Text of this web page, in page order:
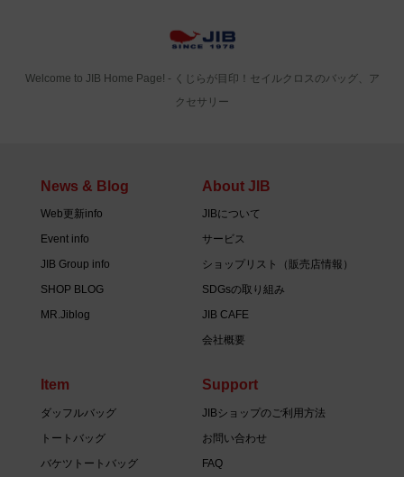
Welcome to JIB Home Page! ‐ くじらが目印！セイルクロスのバッグ、ア
クセサリー
News & Blog
Web更新info
Event info
JIB Group info
SHOP BLOG
MR.Jiblog
About JIB
JIBについて
サービス
ショップリスト（販売店情報）
SDGsの取り組み
JIB CAFE
会社概要
Item
ダッフルバッグ
トートバッグ
バケツトートバッグ
Support
JIBショップのご利用方法
お問い合わせ
FAQ